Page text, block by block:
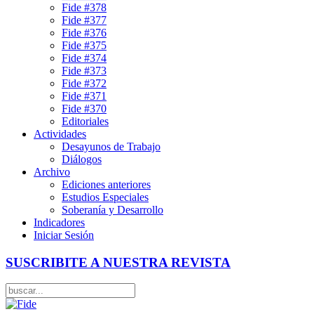
Fide #378
Fide #377
Fide #376
Fide #375
Fide #374
Fide #373
Fide #372
Fide #371
Fide #370
Editoriales
Actividades
Desayunos de Trabajo
Diálogos
Archivo
Ediciones anteriores
Estudios Especiales
Soberanía y Desarrollo
Indicadores
Iniciar Sesión
SUSCRIBITE A NUESTRA REVISTA